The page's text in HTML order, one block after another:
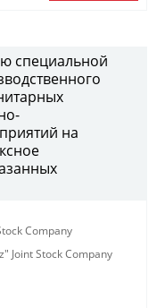
специальной
на
Company
Joint Stock Company